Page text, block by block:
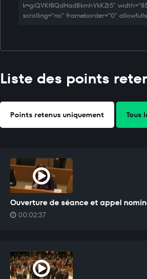
k=giQVKf8QdHadBkmhVkKZt5"
scrolling="no" frameborder="0"
Liste des points
Points retenus uniquement Tous
Ouverture de séance et appel
00:02:37